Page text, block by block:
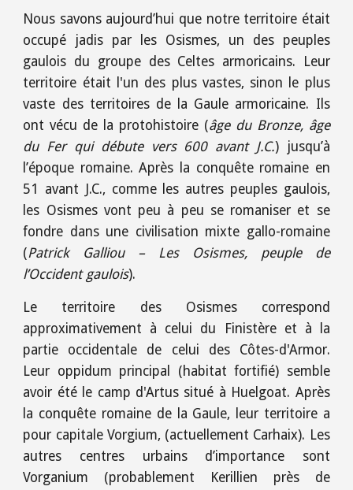
Nous savons aujourd’hui que notre territoire était
occupé jadis par les Osismes, un des peuples
gaulois du groupe des Celtes armoricains. Leur
territoire était l'un des plus vastes, sinon le plus
vaste des territoires de la Gaule armoricaine. Ils
ont vécu de la protohistoire (âge du Bronze, âge
du Fer qui débute vers 600 avant J.C.) jusqu’à
l’époque romaine. Après la conquête romaine en
51 avant J.C., comme les autres peuples gaulois,
les Osismes vont peu à peu se romaniser et se
fondre dans une civilisation mixte gallo-romaine
(Patrick Galliou – Les Osismes, peuple de
l’Occident gaulois).
Le territoire des Osismes correspond
approximativement à celui du Finistère et à la
partie occidentale de celui des Côtes-d'Armor.
Leur oppidum principal (habitat fortifié) semble
avoir été le camp d'Artus situé à Huelgoat. Après
la conquête romaine de la Gaule, leur territoire a
pour capitale Vorgium, (actuellement Carhaix). Les
autres centres urbains d’importance sont
Vorganium (probablement Kerillien près de